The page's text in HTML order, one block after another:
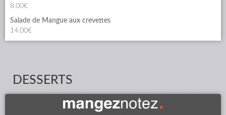
8.00€
Salade de Mangue aux crevettes
14.00€
DESSERTS